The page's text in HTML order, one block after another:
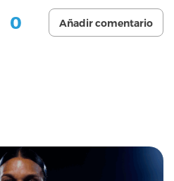
0 Añadir comentario